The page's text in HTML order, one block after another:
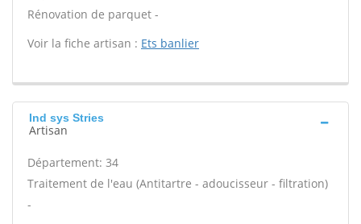
Rénovation de parquet -
Voir la fiche artisan : Ets banlier
Ind sys Stries
Artisan
Département: 34
Traitement de l'eau (Antitartre - adoucisseur - filtration)
-